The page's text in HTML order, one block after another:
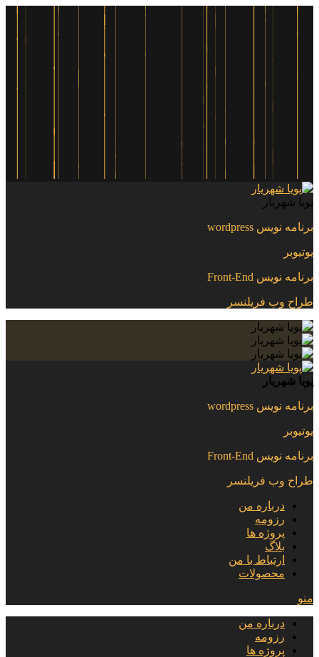
پویا شهریار
برنامه نویس wordpress
یوتیوبر
برنامه نویس Front-End
طراح وب فریلنسر
پویا شهریار
برنامه نویس wordpress
یوتیوبر
برنامه نویس Front-End
طراح وب فریلنسر
درباره من
رزومه
پروژه ها
بلاگ
ارتباط با من
محصولات
منو
درباره من
رزومه
پروژه ها